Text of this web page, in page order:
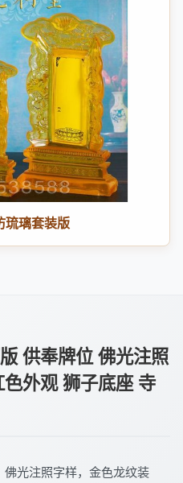
琉璃套装版
供奉牌位 佛光注照
外观 狮子底座 寺
光注照字样，金色龙纹装